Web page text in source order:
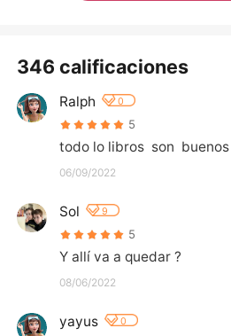
346 calificaciones
Ralph 0
5
todo lo libros  son  buenos
06/09/2022
Sol 9
5
Y allí va a quedar ?
08/06/2022
yayus 0